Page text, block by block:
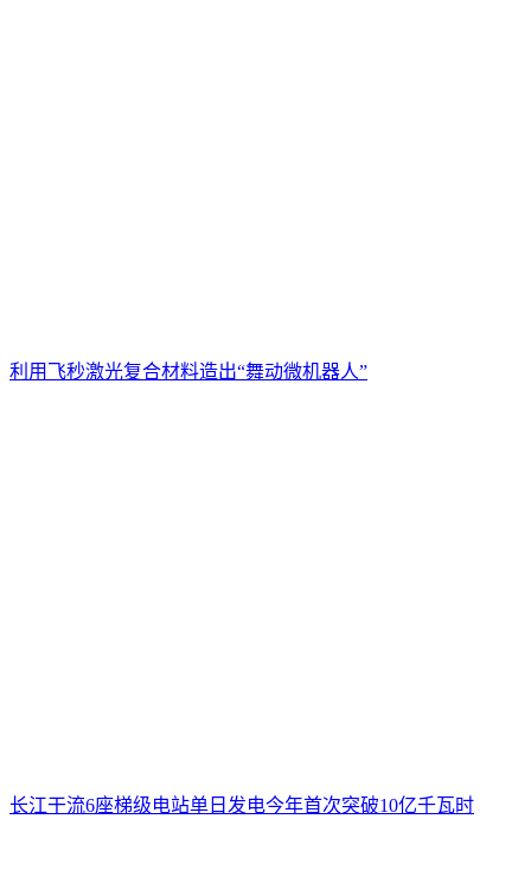
利用飞秒激光复合材料造出“舞动微机器人”
长江干流6座梯级电站单日发电今年首次突破10亿千瓦时